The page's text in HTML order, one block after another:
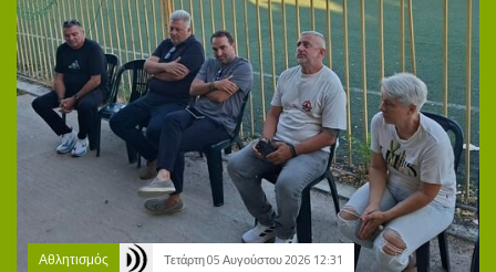
Αθλητισμός Τετάρτη 05 Αυγούστου 2026 12:31